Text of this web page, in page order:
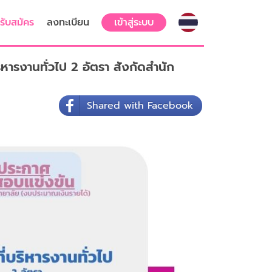
บสมัคร ลงทะเบียน เข้าสู่ระบบ
ารงานทั่วไป 2 อัตรา สังกัดสำนัก
Shared with Facebook